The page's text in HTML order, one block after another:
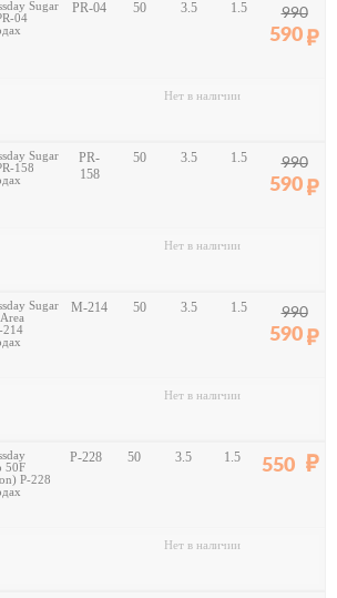
Sugar
04
PR-04 50 3.5 1.5 990
590
Нет в наличии
Sugar
158
PR-
158
50 3.5 1.5 990
590
Нет в наличии
Sugar
214
M-214 50 3.5 1.5 990
590
Нет в наличии
50F
P-228
P-228 50 3.5 1.5 550
Нет в наличии